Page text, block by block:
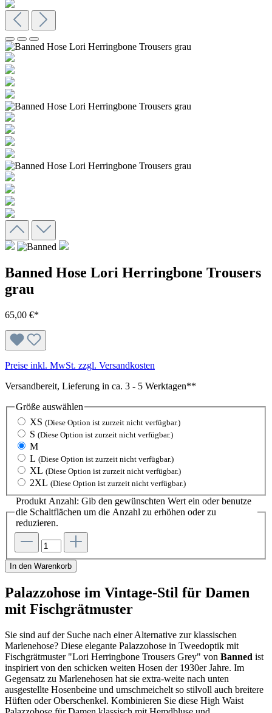
Banned Hose Lori Herringbone Trousers
grau
65,00 €*
Preise inkl. MwSt. zzgl. Versandkosten
Versandbereit, Lieferung in ca. 3 - 5 Werktagen**
Größe auswählen
XS (Diese Option ist zurzeit nicht verfügbar.)
S (Diese Option ist zurzeit nicht verfügbar.)
M
L (Diese Option ist zurzeit nicht verfügbar.)
XL (Diese Option ist zurzeit nicht verfügbar.)
2XL (Diese Option ist zurzeit nicht verfügbar.)
Produkt Anzahl: Gib den gewünschten Wert ein oder benutze
die Schaltflächen um die Anzahl zu erhöhen oder zu
reduzieren.
In den Warenkorb
Palazzohose im Vintage-Stil für Damen
mit Fischgrätmuster
Sie sind auf der Suche nach einer Alternative zur klassischen
Marlenehose? Diese elegante Palazzohose in Tweedoptik mit
Fischgrätmuster "Lori Herringbone Trousers Grey" von Banned ist
inspiriert von den schicken weiten Hosen der 1930er Jahre. Im
Gegensatz zu Marlenehosen hat sie extra-weite nach unten
ausgestellte Hosenbeine und umschmeichelt so stilvoll auch breitere
Hüften oder Oberschenkel. Kombinieren Sie diese High Waist